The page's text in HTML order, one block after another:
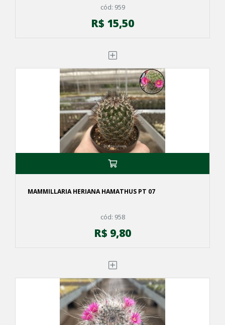
cód: 959
R$ 15,50
MAMMILLARIA HERIANA HAMATHUS PT 07
cód: 958
R$ 9,80